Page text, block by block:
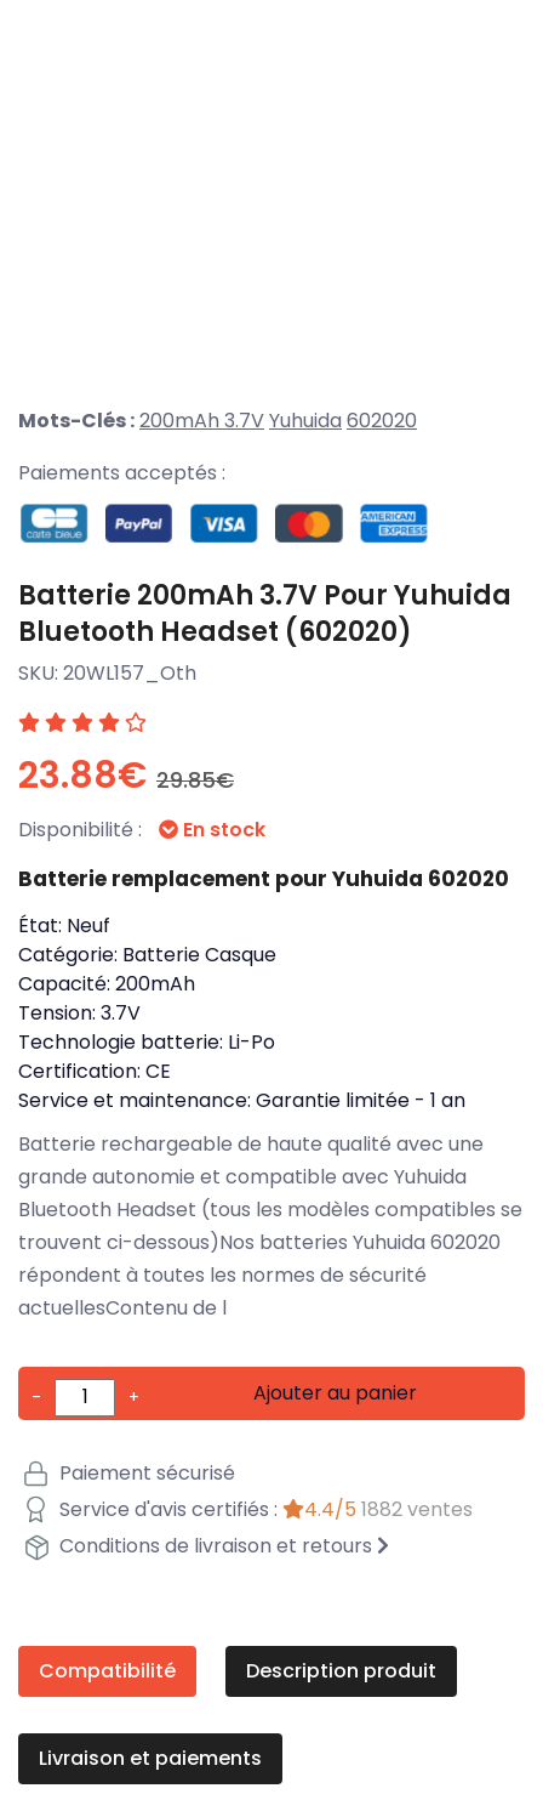
Mots-Clés :200mAh 3.7VYuhuida 602020
Paiements acceptés :
Batterie 200mAh 3.7V Pour Yuhuida
Bluetooth Headset (602020)
SKU: 20WL157_Oth
23.88€ 29.85€
Disponibilité : En stock
Batterie remplacement pour Yuhuida 602020
État: Neuf
Catégorie: Batterie Casque
Capacité: 200mAh
Tension: 3.7V
Technologie batterie: Li-Po
Certification: CE
Service et maintenance: Garantie limitée - 1 an
Batterie rechargeable de haute qualité avec une
grande autonomie et compatible avec Yuhuida
Bluetooth Headset (tous les modèles compatibles se
trouvent ci-dessous)Nos batteries Yuhuida 602020
répondent à toutes les normes de sécurité
actuellesContenu de l
- + Ajouter au panier
Paiement sécurisé
Service d'avis certifiés :
4.4/5 1882 ventes
Conditions de livraison et retours
Compatibilité Description produit
Livraison et paiements